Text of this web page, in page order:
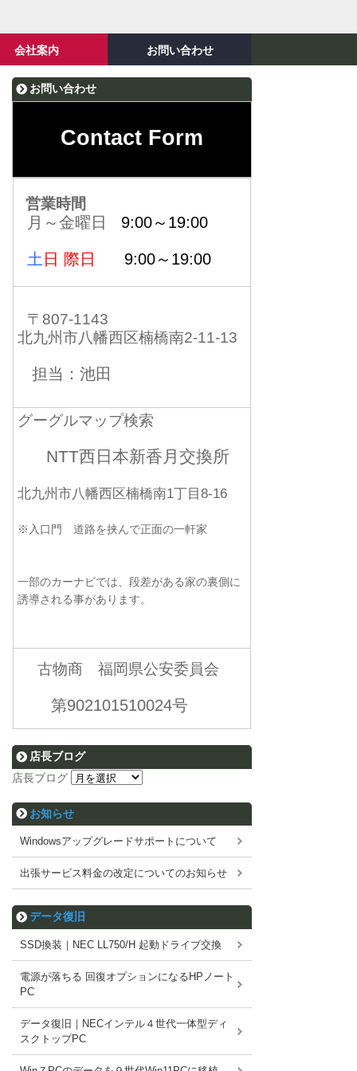
会社案内 お問い合わせ
お問い合わせ
Contact Form
営業時間
月～金曜日 9:00～19:00
土 日 際日 9:00～19:00
〒807-1143
北九州市八幡西区楠橋南2-11-13
担当：池田
グーグルマップ検索
NTT西日本新香月交換所
北九州市八幡西区楠橋南1丁目8-16
※入口門 道路を挟んで正面の一軒家
一部のカーナビでは、段差がある家の裏側に
誘導される事があります。
古物商 福岡県公安委員会
第902101510024号
店長ブログ
店長ブログ
お知らせ
Windowsアップグレードサポートについて
出張サービス料金の改定についてのお知らせ
データ復旧
SSD換装｜NEC LL750/H 起動ドライブ交換
電源が落ちる 回復オプションになるHPノート
PC
データ復旧｜NECインテル４世代一体型ディ
スクトップPC